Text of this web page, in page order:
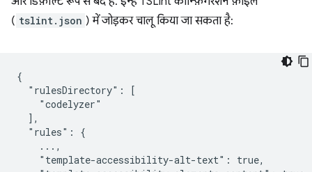
( tslint.json ) में जोड़कर चालू किया जा सकता है:
{
  "rulesDirectory": [
    "codelyzer"
  ],
  "rules": {
    ...,
    "template-accessibility-alt-text": true,